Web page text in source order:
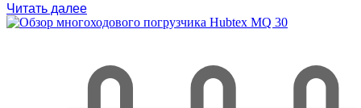
Читать далее